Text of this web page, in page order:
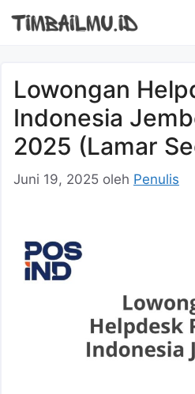
Lowongan
Indonesia
2025 (Lamar
Juni 19, 2025 oleh Penulis